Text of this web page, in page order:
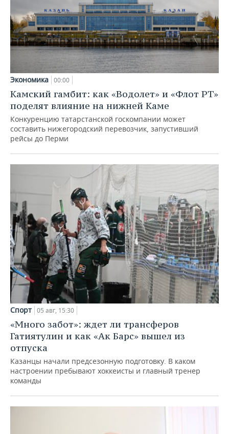
Экономика 00:00
Камский гамбит: как «Водолет» и «Флот РТ»
поделят влияние на нижней Каме
Конкуренцию татарстанской госкомпании может
составить нижегородский перевозчик, запустивший
рейсы до Перми
Спорт 05 авг, 15:30
«Много забот»: ждет ли трансферов
Гатиятулин и как «Ак Барс» вышел из
отпуска
Казанцы начали предсезонную подготовку. В каком
настроении пребывают хоккеисты и главный тренер
команды